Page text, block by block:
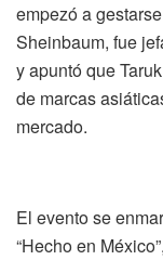
empezó a
Sheinbaum, fue
y apuntó que
de marcas
mercado.
El evento se
“Hecho en